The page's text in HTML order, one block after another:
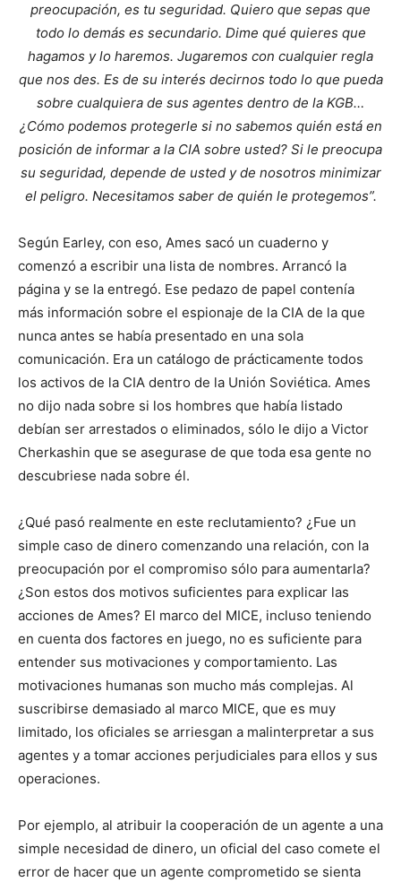
preocupación, es tu seguridad. Quiero que sepas que
todo lo demás es secundario. Dime qué quieres que
hagamos y lo haremos. Jugaremos con cualquier regla
que nos des. Es de su interés decirnos todo lo que pueda
sobre cualquiera de sus agentes dentro de la KGB…
¿Cómo podemos protegerle si no sabemos quién está en
posición de informar a la CIA sobre usted? Si le preocupa
su seguridad, depende de usted y de nosotros minimizar
el peligro. Necesitamos saber de quién le protegemos”.
Según Earley, con eso, Ames sacó un cuaderno y
comenzó a escribir una lista de nombres. Arrancó la
página y se la entregó. Ese pedazo de papel contenía
más información sobre el espionaje de la CIA de la que
nunca antes se había presentado en una sola
comunicación. Era un catálogo de prácticamente todos
los activos de la CIA dentro de la Unión Soviética. Ames
no dijo nada sobre si los hombres que había listado
debían ser arrestados o eliminados, sólo le dijo a Victor
Cherkashin que se asegurase de que toda esa gente no
descubriese nada sobre él.
¿Qué pasó realmente en este reclutamiento? ¿Fue un
simple caso de dinero comenzando una relación, con la
preocupación por el compromiso sólo para aumentarla?
¿Son estos dos motivos suficientes para explicar las
acciones de Ames? El marco del MICE, incluso teniendo
en cuenta dos factores en juego, no es suficiente para
entender sus motivaciones y comportamiento. Las
motivaciones humanas son mucho más complejas. Al
suscribirse demasiado al marco MICE, que es muy
limitado, los oficiales se arriesgan a malinterpretar a sus
agentes y a tomar acciones perjudiciales para ellos y sus
operaciones.
Por ejemplo, al atribuir la cooperación de un agente a una
simple necesidad de dinero, un oficial del caso comete el
error de hacer que un agente comprometido se sienta